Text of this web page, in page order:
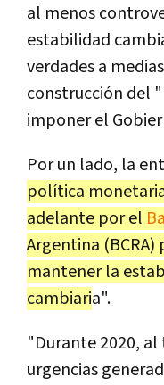
al menos
estabilidad
verdades a
construcción del
imponer el
Por un lado, la
política
adelante por el
Argentina
mantener la
cambiaria".
"Durante 2020,
urgencias